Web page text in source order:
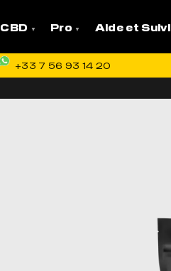
CBD Pro Aide et Suivi
+33 7 56 93 14 20